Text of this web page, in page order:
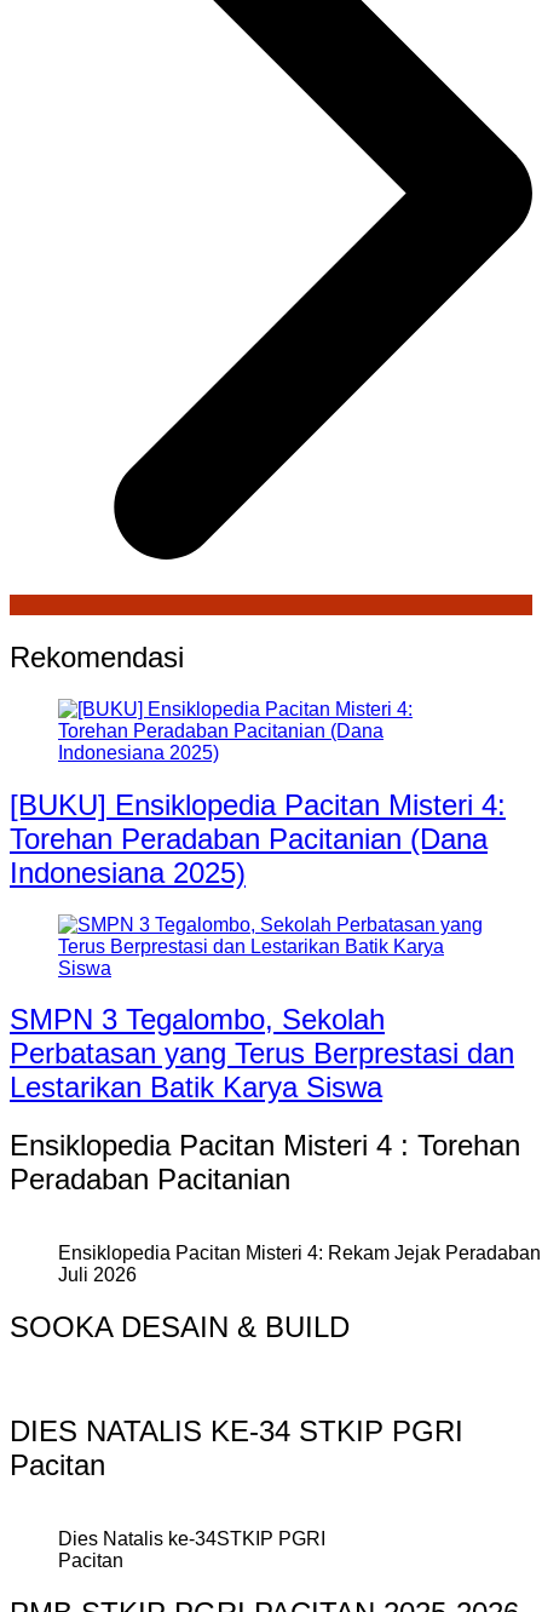
Rekomendasi
[BUKU] Ensiklopedia Pacitan Misteri 4:
Torehan Peradaban Pacitanian (Dana
Indonesiana 2025)
SMPN 3 Tegalombo, Sekolah
Perbatasan yang Terus Berprestasi dan
Lestarikan Batik Karya Siswa
Ensiklopedia Pacitan Misteri 4 : Torehan
Peradaban Pacitanian
Ensiklopedia Pacitan Misteri 4: Rekam Jejak
Juli 2026
SOOKA DESAIN & BUILD
DIES NATALIS KE-34 STKIP PGRI
Pacitan
Dies Natalis ke-34STKIP PGRI
Pacitan